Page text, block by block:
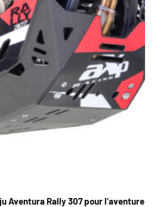
Aventura Rally 307 pour l’aventure